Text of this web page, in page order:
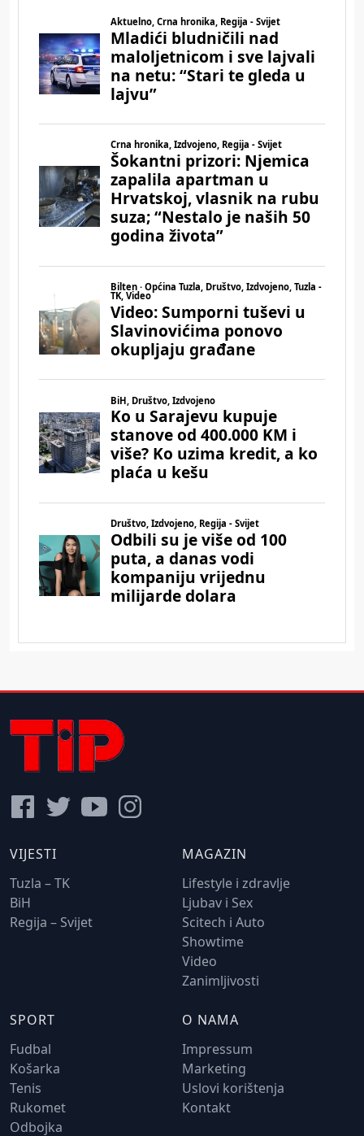
VIJESTI
Tuzla – TK
BiH
Regija – Svijet
MAGAZIN
Lifestyle i zdravlje
Ljubav i Sex
Scitech i Auto
Showtime
Video
Zanimljivosti
SPORT
Fudbal
Košarka
Tenis
Rukomet
Odbojka
O NAMA
Impressum
Marketing
Uslovi korištenja
Kontakt